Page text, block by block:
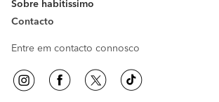
Sobre habitissimo
Contacto
Entre em contacto connosco